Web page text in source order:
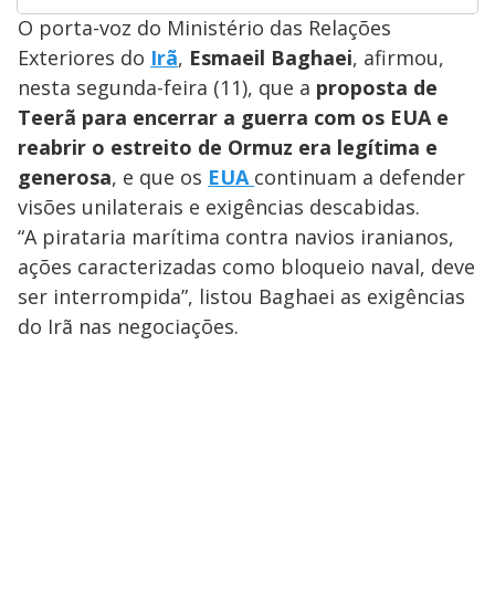
O porta-voz do Ministério das Relações
Exteriores do Irã, Esmaeil Baghaei, afirmou,
nesta segunda-feira (11), que a proposta de
Teerã para encerrar a guerra com os EUA e
reabrir o estreito de Ormuz era legítima e
generosa, e que os EUA continuam a defender
visões unilaterais e exigências descabidas.
“A pirataria marítima contra navios iranianos,
ações caracterizadas como bloqueio naval, deve
ser interrompida”, listou Baghaei as exigências
do Irã nas negociações.